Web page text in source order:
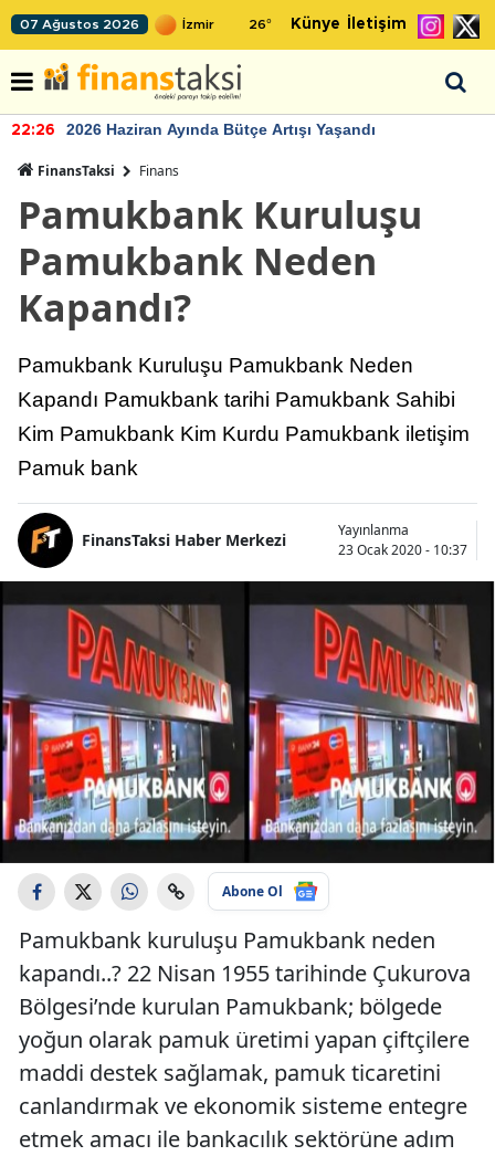
07 Ağustos 2026 26° Künye İletişim
22:26 2026 Haziran Ayında Bütçe Artışı Yaşandı
FinansTaksi Finans
Pamukbank Kuruluşu
Pamukbank Neden
Kapandı?
Pamukbank Kuruluşu Pamukbank Neden
Kapandı Pamukbank tarihi Pamukbank Sahibi
Kim Pamukbank Kim Kurdu Pamukbank iletişim
Pamuk bank
FinansTaksi Haber Merkezi
Yayınlanma
23 Ocak 2020 - 10:37
Abone Ol
Pamukbank kuruluşu Pamukbank neden
kapandı..? 22 Nisan 1955 tarihinde Çukurova
Bölgesi’nde kurulan Pamukbank; bölgede
yoğun olarak pamuk üretimi yapan çiftçilere
maddi destek sağlamak, pamuk ticaretini
canlandırmak ve ekonomik sisteme entegre
etmek amacı ile bankacılık sektörüne adım